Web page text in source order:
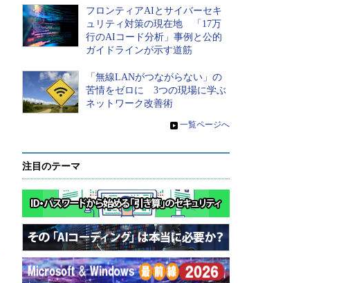
フロンティアAIとサイバーセキ
ュリティ対策の現在地 「17万
行のAIコード分析」事例と公的
ガイドラインが示す道筋
「無線LANがつながらない」の
苦情をゼロに 3つの現場に学ぶ
ネットワーク改善術
» 一覧ページへ
注目のテーマ